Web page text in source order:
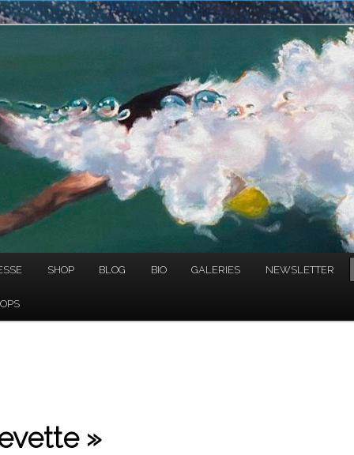
SHOP BLOG BIO GALERIES NEWSLETTER
»